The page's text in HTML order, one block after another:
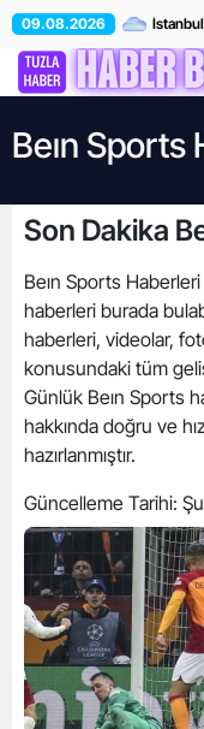
09.08.2026
Beın Sports
Son Dakika
Beın Sports
haberleri burada
haberleri, videolar,
konusundaki tüm
Günlük Beın Sports
hakkında doğru ve
hazırlanmıştır.
Güncelleme Tarihi: